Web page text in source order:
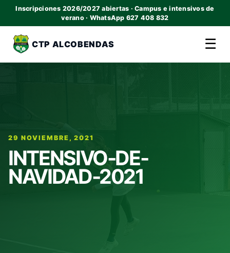
Inscripciones 2026/2027 abiertas · Campus e intensivos de
verano · WhatsApp 627 408 832
CTP ALCOBENDAS ☰
29 NOVIEMBRE, 2021
INTENSIVO-DE-
NAVIDAD-2021